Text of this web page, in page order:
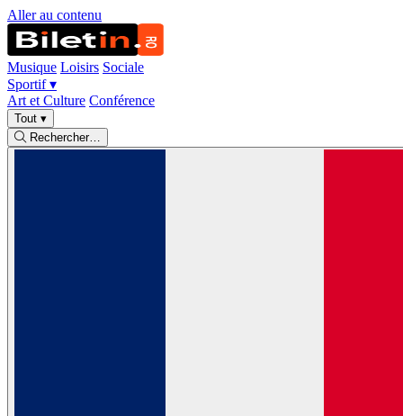
Aller au contenu
Musique Loisirs Sociale
Sportif▾
Art et Culture Conférence
Tout ▾
Rechercher…